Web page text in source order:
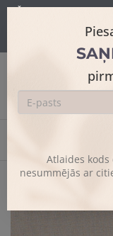
Atlaides
nesummējās ar
Dizaina
papildus funkciju